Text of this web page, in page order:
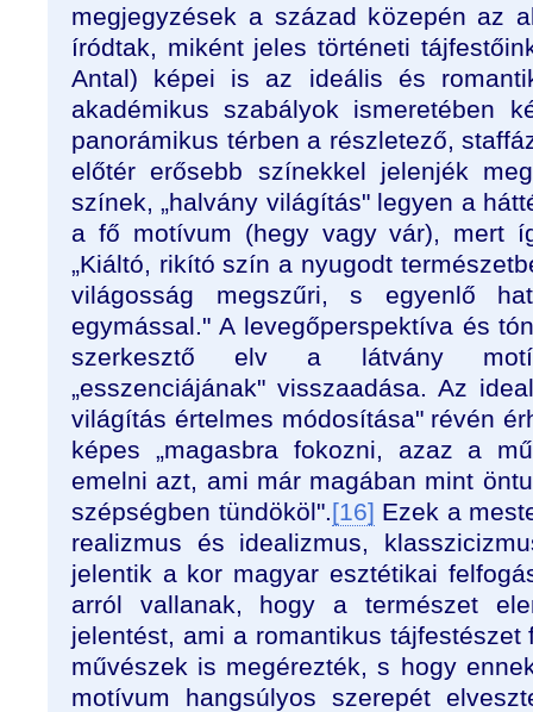
megjegyzések a század közepén az
íródtak, miként jeles történeti
Antal) képei is az ideális és
akadémikus szabályok ismeretében
panorámikus térben a részletező,
előtér erősebb színekkel jelenjék
színek, „halvány világítás" legyen a
a fő motívum (hegy vagy vár), mert
„Kiáltó, rikító szín a nyugodt
világosság megszűri, s egyenlő
egymással." A levegőperspektíva és
szerkesztő elv a látvány
„esszenciájának" visszaadása. Az
világítás értelmes módosítása" révén
képes „magasbra fokozni, azaz a
emelni azt, ami már magában mint
szépségben tündököl". [16] Ezek a
realizmus és idealizmus,
jelentik a kor magyar esztétikai
arról vallanak, hogy a természet
jelentést, ami a romantikus
művészek is megérezték, s hogy
motívum hangsúlyos szerepét